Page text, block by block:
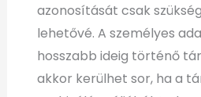
azonosítását csak
lehetővé. A személyes
hosszabb ideig történő
akkor kerülhet sor, ha a